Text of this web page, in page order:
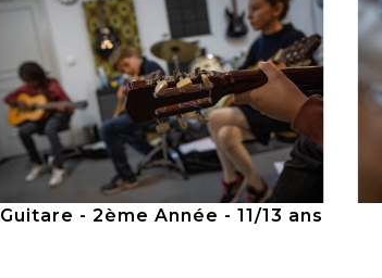
Guitare - 2ème Année - 11/13 ans